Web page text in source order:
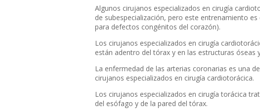
Algunos cirujanos especializados en cirugía
de subespecialización, pero este entrenamiento
para defectos congénitos del corazón).
Los cirujanos especializados en cirugía
están adentro del tórax y en las estructuras
La enfermedad de las arterias coronarias es una
cirujanos especializados en cirugía cardiotorácica.
Los cirujanos especializados en cirugía torácica
del esófago y de la pared del tórax.